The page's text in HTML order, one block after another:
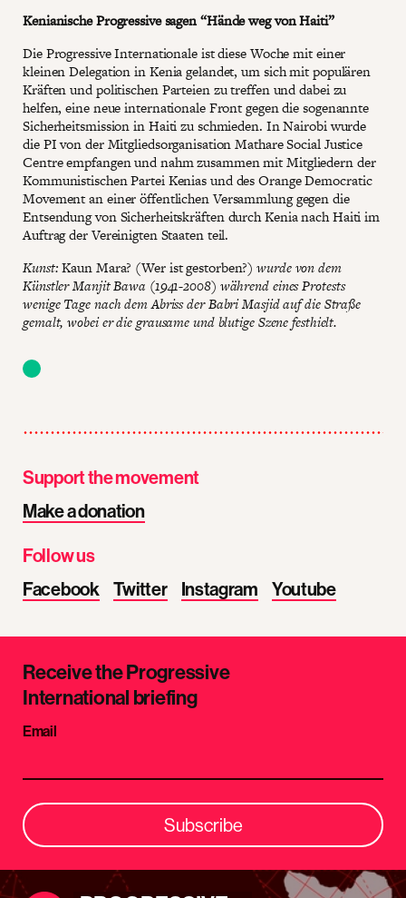
Kenianische Progressive sagen “Hände weg von Haiti”
Die Progressive Internationale ist diese Woche mit einer
kleinen Delegation in Kenia gelandet, um sich mit populären
Kräften und politischen Parteien zu treffen und dabei zu
helfen, eine neue internationale Front gegen die sogenannte
Sicherheitsmission in Haiti zu schmieden. In Nairobi wurde
die PI von der Mitgliedsorganisation Mathare Social Justice
Centre empfangen und nahm zusammen mit Mitgliedern der
Kommunistischen Partei Kenias und des Orange Democratic
Movement an einer öffentlichen Versammlung gegen die
Entsendung von Sicherheitskräften durch Kenia nach Haiti im
Auftrag der Vereinigten Staaten teil.
Kunst:Kaun Mara? (Wer ist gestorben?)wurde von dem
Künstler Manjit Bawa (1941-2008) während eines Protests
wenige Tage nach dem Abriss der Babri Masjid auf die Straße
gemalt, wobei er die grausame und blutige Szene festhielt.
Support the movement
Make a donation
Follow us
Facebook
Twitter Instagram Youtube
Receive the Progressive
International briefing
Email
Subscribe